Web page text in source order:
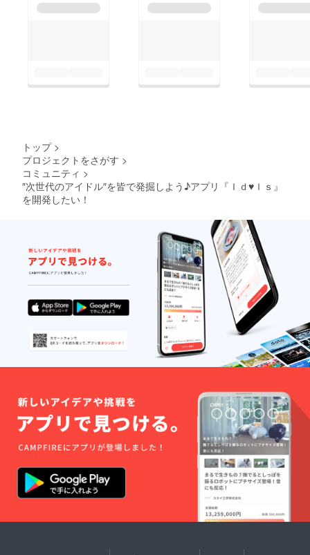
トップ >
プロジェクトをさがす >
コミュニティ >
″次世代のアイドル″を皆で発掘しよう♪アプリ『Ｉｄ♥ｌｓ』
を開発したい！